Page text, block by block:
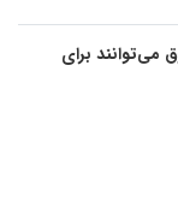
می‌توانند برای